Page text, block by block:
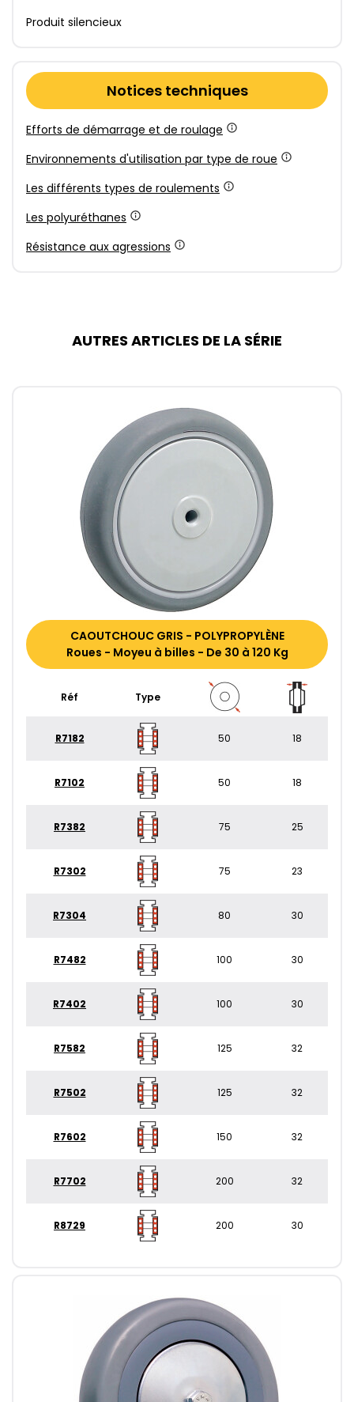
Produit silencieux
Notices techniques
Efforts de démarrage et de roulage
Environnements d'utilisation par type de roue
Les différents types de roulements
Les polyuréthanes
Résistance aux agressions
AUTRES ARTICLES DE LA SÉRIE
CAOUTCHOUC GRIS - POLYPROPYLÈNE
Roues - Moyeu à billes - De 30 à 120 Kg
Réf Type
R7182 50 18
R7102 50 18
R7382 75 25
R7302 75 23
R7304 80 30
R7482 100 30
R7402 100 30
R7582 125 32
R7502 125 32
R7602 150 32
R7702 200 32
R8729 200 30